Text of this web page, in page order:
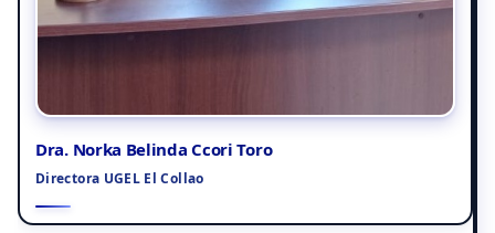
Dra. Norka Belinda Ccori Toro
Directora UGEL El Collao